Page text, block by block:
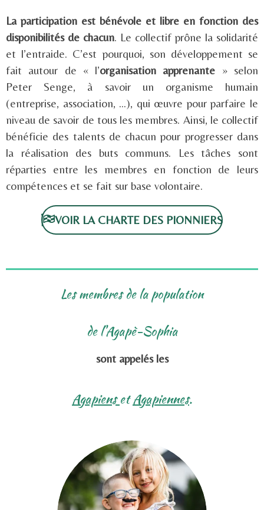
La participation est bénévole et libre en fonction des
disponibilités de chacun. Le collectif prône la solidarité
et l’entraide. C’est pourquoi, son développement se
fait autour de « l’organisation apprenante » selon
Peter Senge, à savoir un organisme humain
(entreprise, association, …), qui œuvre pour parfaire le
niveau de savoir de tous les membres. Ainsi, le collectif
bénéficie des talents de chacun pour progresser dans
la réalisation des buts communs. Les tâches sont
réparties entre les membres en fonction de leurs
compétences et se fait sur base volontaire.
VOIR LA CHARTE DES PIONNIERS
Les membres de la population
de l'Agapè-Sophia
sont appelés les
AgapiensetAgapiennes.